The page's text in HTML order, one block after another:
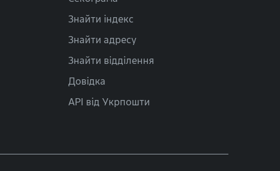
Знайти індекс
Знайти адресу
Знайти відділення
Довідка
API від Укрпошти